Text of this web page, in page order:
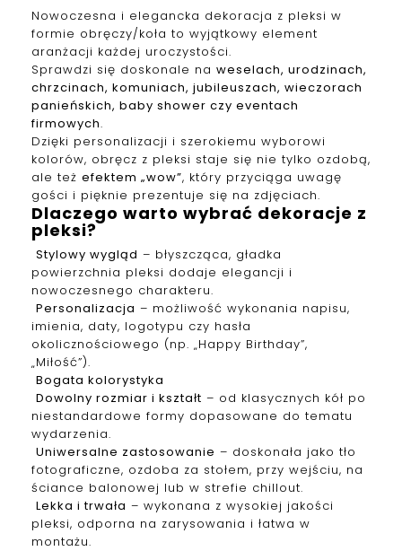
Nowoczesna i elegancka dekoracja z pleksi w
formie obręczy/koła to wyjątkowy element
aranżacji każdej uroczystości.
Sprawdzi się doskonale na weselach, urodzinach,
chrzcinach, komuniach, jubileuszach, wieczorach
panieńskich, baby shower czy eventach
firmowych.
Dzięki personalizacji i szerokiemu wyborowi
kolorów, obręcz z pleksi staje się nie tylko ozdobą,
ale też efektem „wow”, który przyciąga uwagę
gości i pięknie prezentuje się na zdjęciach.
Dlaczego warto wybrać dekoracje z
pleksi?
Stylowy wygląd – błyszcząca, gładka
powierzchnia pleksi dodaje elegancji i
nowoczesnego charakteru.
Personalizacja – możliwość wykonania napisu,
imienia, daty, logotypu czy hasła
okolicznościowego (np. „Happy Birthday”,
„Miłość”).
Bogata kolorystyka
Dowolny rozmiar i kształt – od klasycznych kół po
niestandardowe formy dopasowane do tematu
wydarzenia.
Uniwersalne zastosowanie – doskonała jako tło
fotograficzne, ozdoba za stołem, przy wejściu, na
ściance balonowej lub w strefie chillout.
Lekka i trwała – wykonana z wysokiej jakości
pleksi, odporna na zarysowania i łatwa w
montażu.